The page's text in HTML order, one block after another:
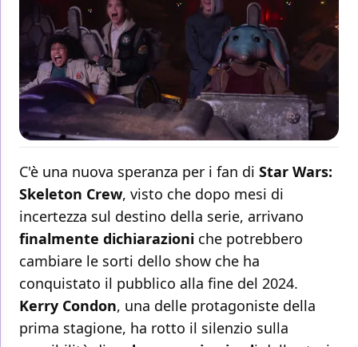
C'è una nuova speranza per i fan di Star Wars:
Skeleton Crew, visto che dopo mesi di
incertezza sul destino della serie, arrivano
finalmente dichiarazioni che potrebbero
cambiare le sorti dello show che ha
conquistato il pubblico alla fine del 2024.
Kerry Condon, una delle protagoniste della
prima stagione, ha rotto il silenzio sulla